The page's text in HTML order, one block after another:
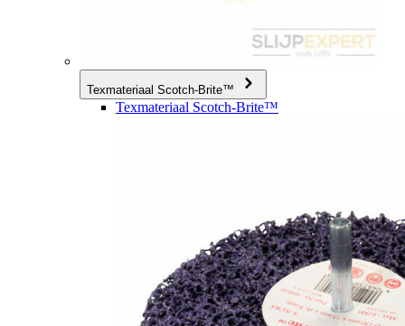
Texmateriaal Scotch-Brite™
Texmateriaal Scotch-Brite™